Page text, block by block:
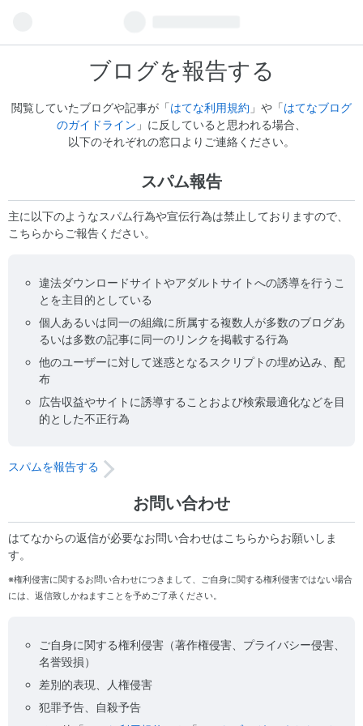
ブログを報告する
閲覧していたブログや記事が「はてな利用規約 」や「はてなブログ
のガイドライン 」に反していると思われる場合、
以下のそれぞれの窓口よりご連絡ください。
スパム報告
主に以下のようなスパム行為や宣伝行為は禁止しておりますので、
こちらからご報告ください。
違法ダウンロードサイトやアダルトサイトへの誘導を行うこ
とを主目的としている
個人あるいは同一の組織に所属する複数人が多数のブログあ
るいは多数の記事に同一のリンクを掲載する行為
他のユーザーに対して迷惑となるスクリプトの埋め込み、配
布
広告収益やサイトに誘導することおよび検索最適化などを目
的とした不正行為
スパムを報告する
お問い合わせ
はてなからの返信が必要なお問い合わせはこちらからお願いしま
す。
※権利侵害に関するお問い合わせにつきまして、ご自身に関する権利侵害ではない場合
には、返信致しかねますことを予めご了承ください。
ご自身に関する権利侵害（著作権侵害、プライバシー侵害、
名誉毀損）
差別的表現、人権侵害
犯罪予告、自殺予告